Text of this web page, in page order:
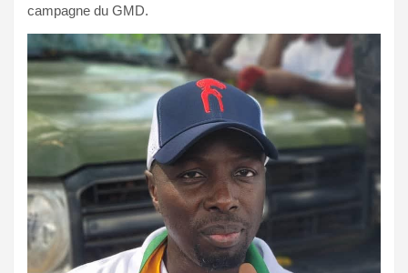
campagne du GMD.